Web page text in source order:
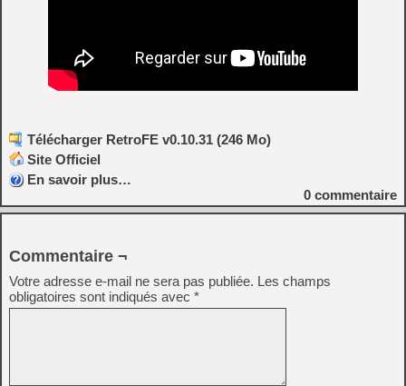
Télécharger RetroFE v0.10.31 (246 Mo)
Site Officiel
En savoir plus…
0 commentaire
Commentaire ¬
Votre adresse e-mail ne sera pas publiée. Les champs
obligatoires sont indiqués avec *